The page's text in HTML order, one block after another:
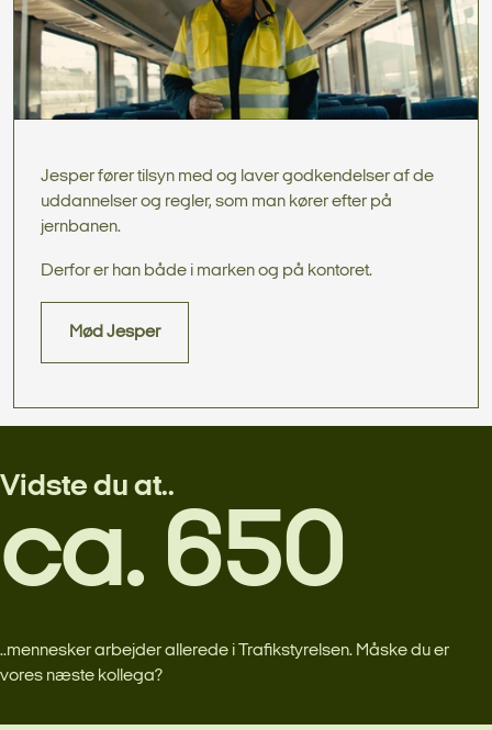
Jesper fører tilsyn med og laver godkendelser af de
uddannelser og regler, som man kører efter på
jernbanen.
Derfor er han både i marken og på kontoret.
Mød Jesper
Vidste du at..
ca. 650
..mennesker arbejder allerede i Trafikstyrelsen. Måske du er
vores næste kollega?